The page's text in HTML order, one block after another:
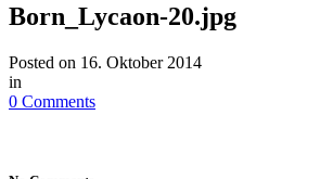
Born_Lycaon-20.jpg
Posted on 16. Oktober 2014
in
0 Comments